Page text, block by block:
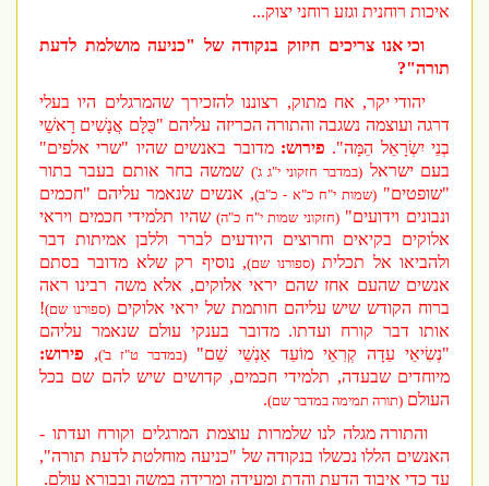
איכות רוחנית וגזע רוחני יצוק...
וכי אנו צריכים חיזוק בנקודה של "כניעה מושלמת לדעת
תורה"?
יהודי יקר, אח מתוק, רצוננו להזכירך שהמרגלים היו בעלי
דרגה ועוצמה נשגבה והתורה הכריזה עליהם "כֻּלָּם אֲנָשִׁים רָאשֵׁי
בְנֵי יִשְׂרָאֵל הֵמָּה".פירוש:מדובר באנשים שהיו "שרי אלפים"
בעם ישראל(במדבר חזקוני י"ג ג') שמשה בחר אותם בעבר בתור
"שופטים"(שמות י"ח כ"א - כ"ב), אנשים שנאמר עליהם "חכמים
ונבונים וידועים"(חזקוני שמות י"ח כ"ה)שהיו תלמידי חכמים ויראי
אלוקים בקיאים וחרוצים היודעים לברר וללבן אמיתות דבר
ולהביאו אל תכלית(ספורנו שם), נוסיף רק שלא מדובר בסתם
אנשים שהעם אחז שהם יראי אלוקים, אלא משה רבינו ראה
ברוח הקודש שיש עליהם חותמת של יראי אלוקים(ספורנו שם)!
אותו דבר קורח ועדתו. מדובר בענקי עולם שנאמר עליהם
"נְשִׂיאֵי עֵדָה קְרִאֵי מוֹעֵד אַנְשֵׁי שֵׁם"(במדבר ט"ז ב') ,פירוש:
מיוחדים שבעדה, תלמידי חכמים, קדושים שיש להם שם בכל
העולם(תורה תמימה במדבר שם).
והתורה מגלה לנו שלמרות עוצמת המרגלים וקורח ועדתו -
האנשים הללו נכשלו בנקודה של "כניעה מוחלטת לדעת תורה",
עד כדי איבוד הדעת והדת ומעידה ומרידה במשה ובבורא עולם.